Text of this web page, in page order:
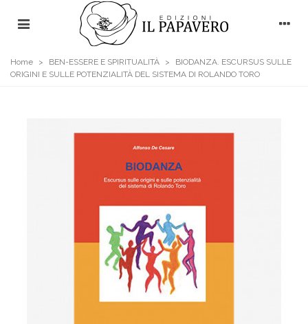
Home > BEN-ESSERE E SPIRITUALITÀ >
BIODANZA. ESCURSUS SULLE
ORIGINI E SULLE POTENZIALITÀ DEL SISTEMA DI ROLANDO TORO